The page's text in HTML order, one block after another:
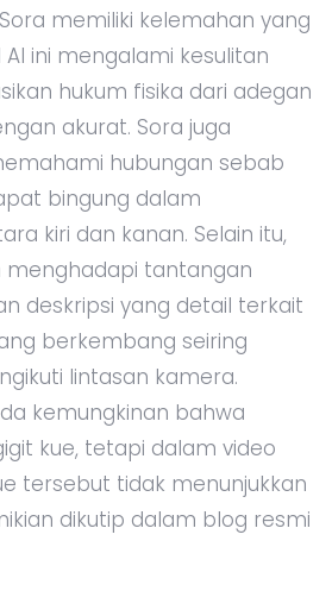
memiliki kelemahan yang
AI ini mengalami kesulitan
hukum fisika dari adegan
akurat. Sora juga
hubungan sebab
bingung dalam
kiri dan kanan. Selain itu,
menghadapi tantangan
deskripsi yang detail terkait
berkembang seiring
lintasan kamera.
kemungkinan bahwa
kue, tetapi dalam video
tersebut tidak menunjukkan
dikutip dalam blog resmi